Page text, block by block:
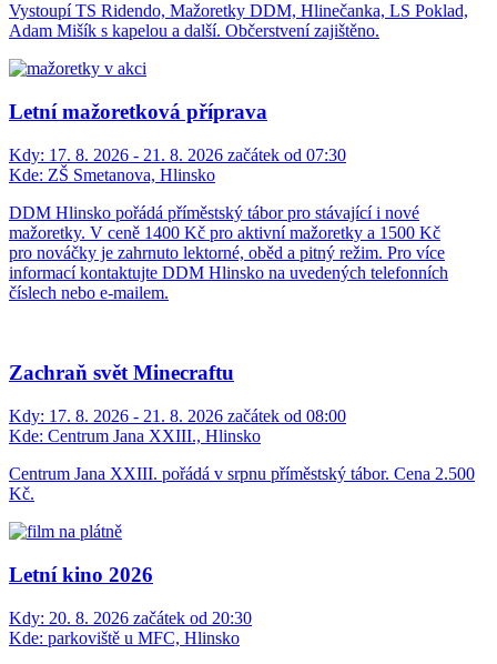
Vystoupí TS Ridendo, Mažoretky DDM, Hlinečanka, LS Poklad,
Adam Mišík s kapelou a další. Občerstvení zajištěno.
Letní mažoretková příprava
Kdy: 17. 8. 2026 - 21. 8. 2026 začátek od 07:30
Kde: ZŠ Smetanova, Hlinsko
DDM Hlinsko pořádá příměstský tábor pro stávající i nové
mažoretky. V ceně 1400 Kč pro aktivní mažoretky a 1500 Kč
pro nováčky je zahrnuto lektorné, oběd a pitný režim. Pro více
informací kontaktujte DDM Hlinsko na uvedených telefonních
číslech nebo e-mailem.
Zachraň svět Minecraftu
Kdy: 17. 8. 2026 - 21. 8. 2026 začátek od 08:00
Kde: Centrum Jana XXIII., Hlinsko
Centrum Jana XXIII. pořádá v srpnu příměstský tábor. Cena 2.500
Kč.
Letní kino 2026
Kdy: 20. 8. 2026 začátek od 20:30
Kde: parkoviště u MFC, Hlinsko